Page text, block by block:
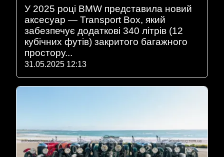
У 2025 році BMW представила новий
аксесуар — Transport Box, який
забезпечує додаткові 340 літрів (12
кубічних футів) закритого багажного
простору...
31.05.2025 12:13